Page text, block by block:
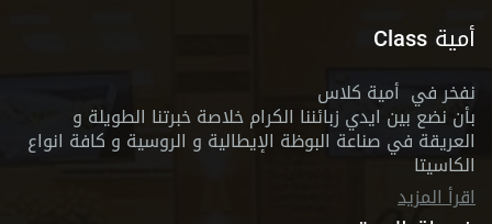
أمية Class
نفخر في أمية كلاس
بأن نضع بين ايدي زبائننا الكرام خلاصة خبرتنا الطويلة و
العريقة في صناعة البوظة الإيطالية و الروسية و كافة انواع
الكاسيتا
اقرأ المزيد